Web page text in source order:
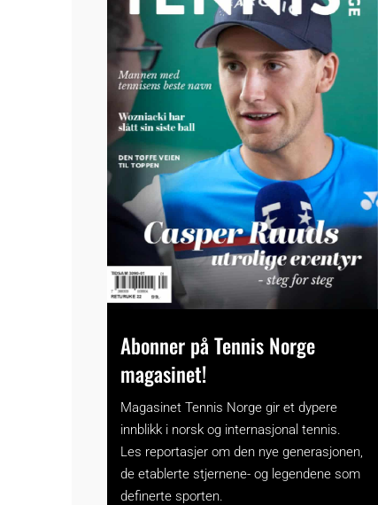
Abonner på Tennis Norge
magasinet!
Magasinet Tennis Norge gir et dypere
innblikk i norsk og internasjonal tennis.
Les reportasjer om den nye generasjonen,
de etablerte stjernene- og legendene som
definerte sporten.